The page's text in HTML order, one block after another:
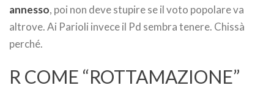
annesso, poi non deve stupire se il voto popolare va
altrove. Ai Parioli invece il Pd sembra tenere. Chissà
perché.
R COME “ROTTAMAZIONE”